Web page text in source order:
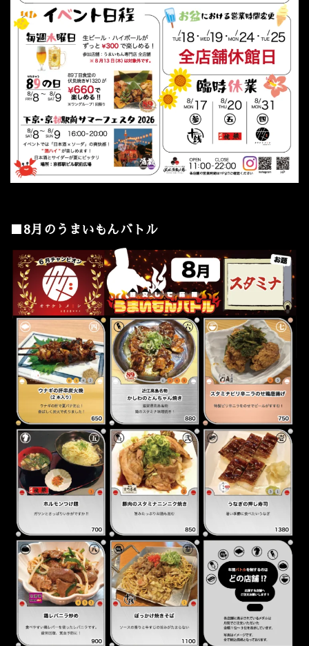
■8月のうまいもんバトル